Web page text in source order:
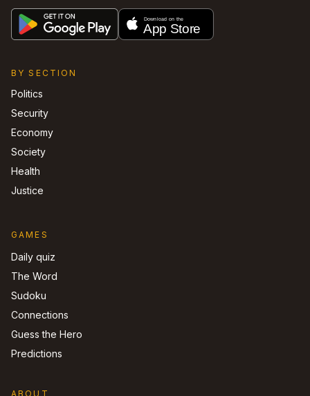
BY SECTION
Politics
Security
Economy
Society
Health
Justice
GAMES
Daily quiz
The Word
Sudoku
Connections
Guess the Hero
Predictions
ABOUT